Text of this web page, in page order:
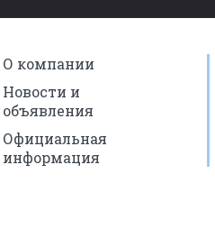
О компании
Новости и
объявления
Официальная
информация